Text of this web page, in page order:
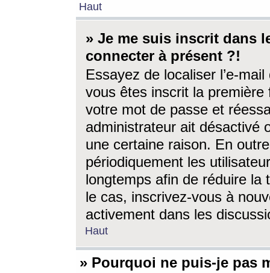
Haut
» Je me suis inscrit dans
connecter à présent ?!
Essayez de localiser l’e-
vous êtes inscrit la première
votre mot de passe et
administrateur ait désactivé
une certaine raison. En
périodiquement les
longtemps afin de réduire la
le cas, inscrivez-vous à
activement dans les
Haut
» Pourquoi ne puis-je pas